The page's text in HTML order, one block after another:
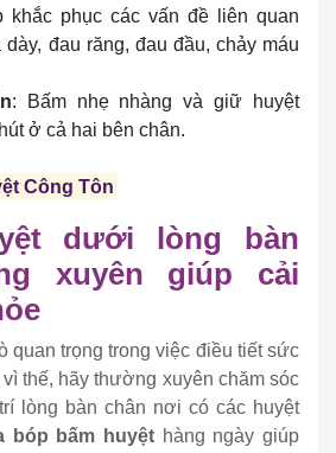
khắc phục các vấn đề liên quan
đau răng, đau đầu, chảy máu
: Bấm nhẹ nhàng và giữ huyệt
ở cả hai bên chân.
Công Tôn
dưới lòng bàn
xuyên giúp cải
quan trọng trong việc điều tiết sức
thế, hãy thường xuyên chăm sóc
lòng bàn chân nơi có các huyệt
bóp bấm huyệt hàng ngày giúp